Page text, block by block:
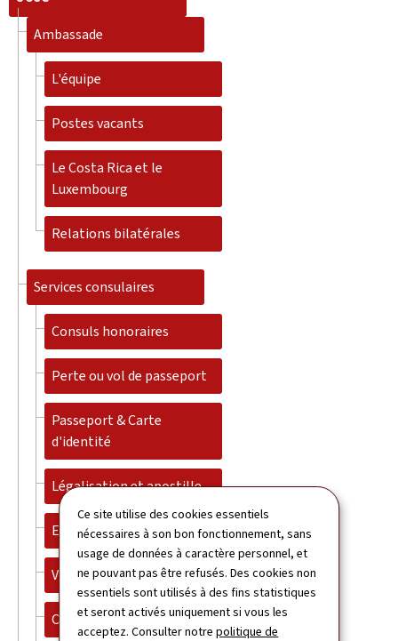
Ce site utilise des cookies essentiels
nécessaires à son bon fonctionnement, sans
usage de données à caractère personnel, et
ne pouvant pas être refusés. Des cookies non
essentiels sont utilisés à des fins statistiques
et seront activés uniquement si vous les
acceptez. Consulter notrepolitique de
Ambassade
L'équipe
Postes vacants
Le Costa Rica et le
Luxembourg
Relations bilatérales
Services consulaires
Consuls honoraires
Perte ou vol de passeport
Passeport & Carte
d'identité
Légalisation et apostille
Etudes
Visa et immigration
Organisez votre voyage